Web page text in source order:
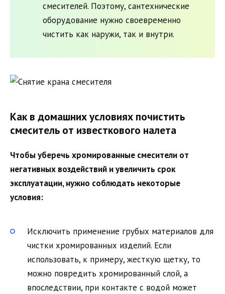
смесителей. Поэтому, сантехнические
оборудование нужно своевременно
чистить как наружи, так и внутри.
Как в домашних условиях почистить
смеситель от известкового налета
Чтобы уберечь хромированные смесители от
негативных воздействий и увеличить срок
эксплуатации, нужно соблюдать некоторые
условия:
Исключить применение грубых материалов для
чистки хромированных изделий. Если
использовать, к примеру, жесткую щетку, то
можно повредить хромированный слой, а
впоследствии, при контакте с водой может